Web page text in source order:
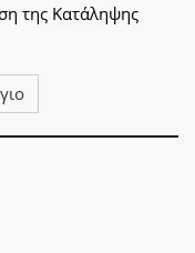
της Κατάληψης